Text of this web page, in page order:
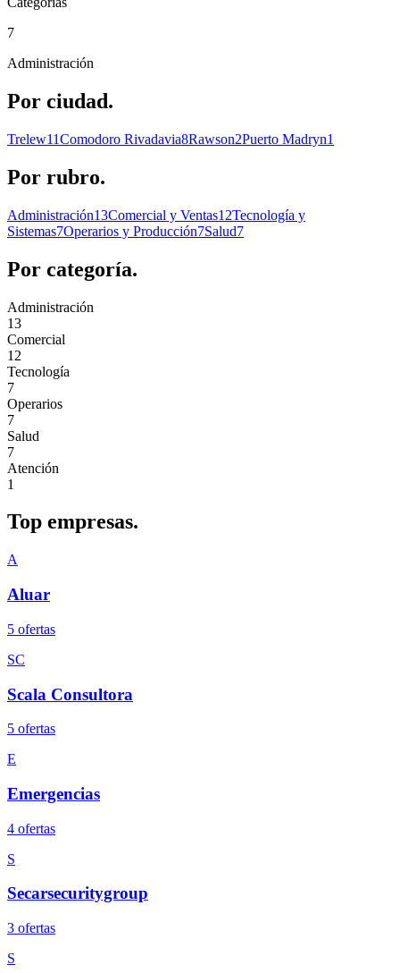
7
Administración
Por ciudad.
Trelew11Comodoro Rivadavia8Rawson2Puerto Madryn1
Por rubro.
Administración13Comercial y Ventas12Tecnología y
Sistemas7Operarios y Producción7Salud7
Por categoría.
Administración
13
Comercial
12
Tecnología
7
Operarios
7
Salud
7
Atención
1
Top empresas.
A
Aluar
5 ofertas
SC
Scala Consultora
5 ofertas
E
Emergencias
4 ofertas
S
Secarsecuritygroup
3 ofertas
S